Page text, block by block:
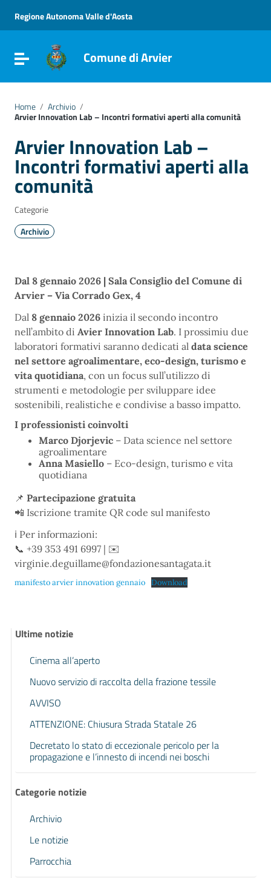
Vai al menu di navigazione
Vai al footer
Regione Autonoma Valle d'Aosta
Attiva / disattiva la navigazione
Comune di Arvier
Home / Archivio /
Arvier Innovation Lab – Incontri formativi aperti alla comunità
Arvier Innovation Lab –
Incontri formativi aperti alla
comunità
Categorie
Archivio
Dal 8 gennaio 2026 | Sala Consiglio del Comune di
Arvier – Via Corrado Gex, 4
Dal 8 gennaio 2026 inizia il secondo incontro
nell’ambito di Avier Innovation Lab. I prossimiu due
laboratori formativi saranno dedicati al data science
nel settore agroalimentare, eco-design, turismo e
vita quotidiana, con un focus sull’utilizzo di
strumenti e metodologie per sviluppare idee
sostenibili, realistiche e condivise a basso impatto.
I professionisti coinvolti
Marco Djorjevic – Data science nel settore
agroalimentare
Anna Masiello – Eco-design, turismo e vita
quotidiana
📌 Partecipazione gratuita
📲 Iscrizione tramite QR code sul manifesto
ℹ️ Per informazioni:
📞 +39 353 491 6997 | ✉️
virginie.deguillame@fondazionesantagata.it
manifesto arvier innovation gennaio Download
Ultime notizie
Cinema all’aperto
Nuovo servizio di raccolta della frazione tessile
AVVISO
ATTENZIONE: Chiusura Strada Statale 26
Decretato lo stato di eccezionale pericolo per la
propagazione e l’innesto di incendi nei boschi
Categorie notizie
Archivio
Le notizie
Parrocchia